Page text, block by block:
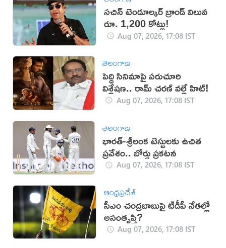
సచిన్ టెండూల్కర్ బ్రాండ్ విలువ
రూ. 1,200 కోట్లు!
Aug 07, 2026, 17:08 IST
తెలంగాణ
పెద్ది సినిమాపై పరుచూరి
విశ్లేషణ.. రామ్ చరణ్ వల్లే హిట్!
Aug 07, 2026, 17:08 IST
తెలంగాణ
భారత్-శ్రీలంక టెస్టులకు ఉచిత
ప్రవేశం.. బోర్డు ప్రకటన
Aug 07, 2026, 17:08 IST
ఆంధ్రప్రదేశ్
సీఎం చంద్రబాబుపై టీడీపీ నేతల్లో
అసంతృప్తి?
Aug 07, 2026, 17:08 IST